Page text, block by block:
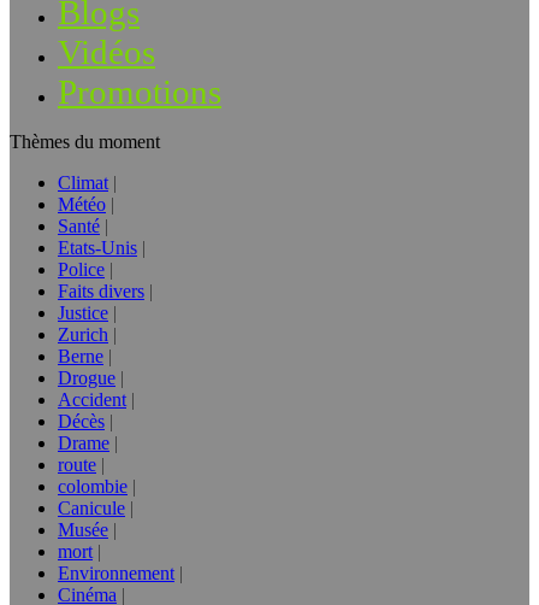
Blogs
Vidéos
Promotions
Thèmes du moment
Climat
Météo
Santé
Etats-Unis
Police
Faits divers
Justice
Zurich
Berne
Drogue
Accident
Décès
Drame
route
colombie
Canicule
Musée
mort
Environnement
Cinéma